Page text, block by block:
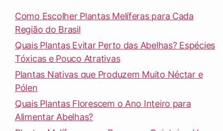
Como Escolher Plantas Melíferas para Cada
Região do Brasil
Quais Plantas Evitar Perto das Abelhas? Espécies
Tóxicas e Pouco Atrativas
Plantas Nativas que Produzem Muito Néctar e
Pólen
Quais Plantas Florescem o Ano Inteiro para
Alimentar Abelhas?